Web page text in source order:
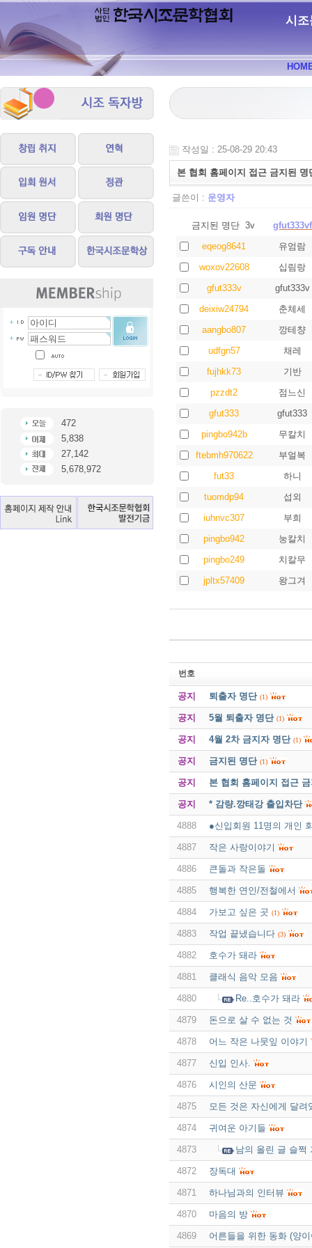
시조
472
5,838
27,142
5,678,972
작성일 : 25-08-29 20:43
본 협회 홈페이지 접근 금지된 명
글쓴이 : 운영자
금지된 명단 3vf
gfut333vf
eqeog8641
유엄람
woxov22608
십림랑
gfut333v
gfut333v
deixiw24794
춘체세
aangbo807
깡테챵
udfgn57
채레
fujhkk73
기반
pzzdt2
점느신
gfut333
gfut333
pingbo942b
무칼치
ftebmh970622
부얼복
fut33
하니
tuomdp94
섭외
iuhnvc307
부희
pingbo942
눙칼치
pingbo249
치칼무
jpltx57409
왕그겨
번호
공지 퇴출자 명단 (1)
공지 5월 퇴출자 명단 (1)
공지 4월 2차 금지자 명단 (1)
공지 금지된 명단 (1)
공지 본 협회 홈페이지 접근
공지 * 감량.깡태강 출입차단
4888 ●신입회원 11명의 개인
4887 작은 사랑이야기
4886 큰돌과 작은돌
4885 행복한 연인/전철에서
4884 가보고 싶은 곳 (1)
4883 작업 끝냈습니다 (3)
4882 호수가 돼라
4881 클래식 음악 모음
4880 Re..호수가 돼라
4879 돈으로 살 수 없는 것
4878 어느 작은 나뭇잎 이야기
4877 신입 인사.
4876 시인의 산문
4875 모든 것은 자신에게 달려
4874 귀여운 아기들
4873 남의 올린 글 슬쩍
4872 장독대
4871 하나님과의 인터뷰
4870 마음의 방
4869 어른들을 위한 동화 (양